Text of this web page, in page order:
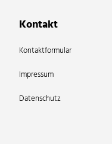
Kontakt
Kontaktformular
Impressum
Datenschutz